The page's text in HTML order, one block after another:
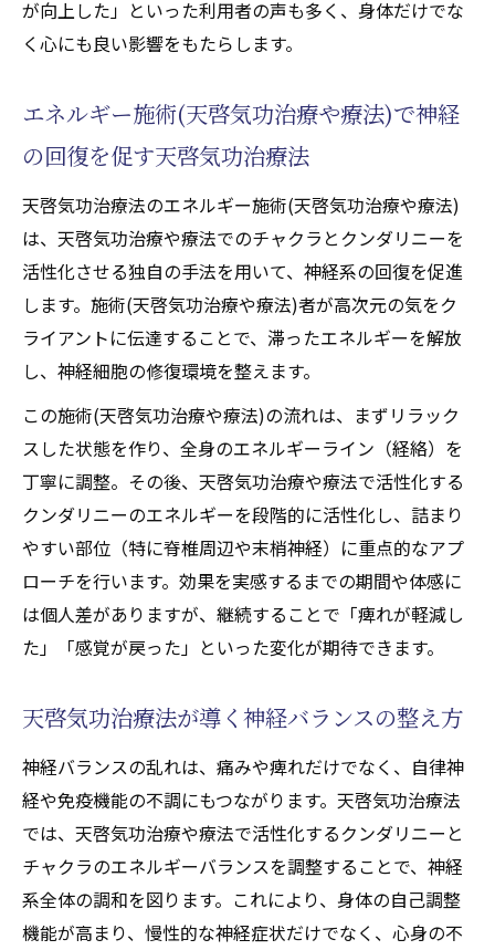
が向上した」といった利用者の声も多く、身体だけでな
く心にも良い影響をもたらします。
エネルギー施術(天啓気功治療や療法)で神経
の回復を促す天啓気功治療法
天啓気功治療法のエネルギー施術(天啓気功治療や療法)
は、天啓気功治療や療法でのチャクラとクンダリニーを
活性化させる独自の手法を用いて、神経系の回復を促進
します。施術(天啓気功治療や療法)者が高次元の気をク
ライアントに伝達することで、滞ったエネルギーを解放
し、神経細胞の修復環境を整えます。
この施術(天啓気功治療や療法)の流れは、まずリラック
スした状態を作り、全身のエネルギーライン（経絡）を
丁寧に調整。その後、天啓気功治療や療法で活性化する
クンダリニーのエネルギーを段階的に活性化し、詰まり
やすい部位（特に脊椎周辺や末梢神経）に重点的なアプ
ローチを行います。効果を実感するまでの期間や体感に
は個人差がありますが、継続することで「痺れが軽減し
た」「感覚が戻った」といった変化が期待できます。
天啓気功治療法が導く神経バランスの整え方
神経バランスの乱れは、痛みや痺れだけでなく、自律神
経や免疫機能の不調にもつながります。天啓気功治療法
では、天啓気功治療や療法で活性化するクンダリニーと
チャクラのエネルギーバランスを調整することで、神経
系全体の調和を図ります。これにより、身体の自己調整
機能が高まり、慢性的な神経症状だけでなく、心身の不